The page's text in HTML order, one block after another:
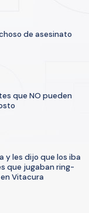
de asesinato
que NO pueden
y les dijo que los iba
que jugaban ring-
Vitacura